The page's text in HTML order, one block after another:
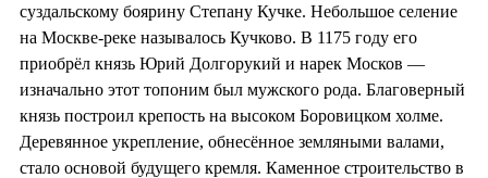
суздальскому боярину Степану Кучке. Небольшое селение
на Москве-реке называлось Кучково. В 1175 году его
приобрёл князь Юрий Долгорукий и нарек Москов —
изначально этот топоним был мужского рода. Благоверный
князь построил крепость на высоком Боровицком холме.
Деревянное укрепление, обнесённое земляными валами,
стало основой будущего кремля. Каменное строительство в